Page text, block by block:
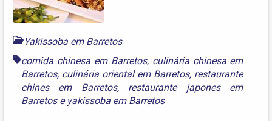
Yakissoba em Barretos
comida chinesa em Barretos, culinária chinesa em
Barretos, culinária oriental em Barretos, restaurante
chines em Barretos, restaurante japones em
Barretose yakissoba em Barretos